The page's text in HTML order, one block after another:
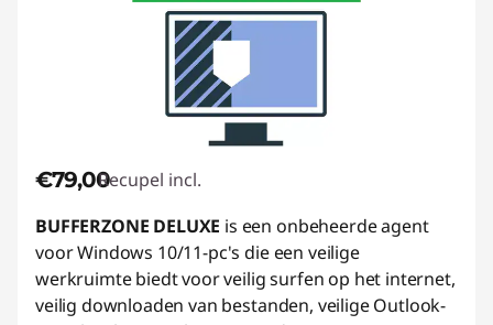
€79,00Recupel incl.
BUFFERZONE DELUXE is een onbeheerde agent
voor Windows 10/11-pc's die een veilige
werkruimte biedt voor veilig surfen op het internet,
veilig downloaden van bestanden, veilige Outlook-